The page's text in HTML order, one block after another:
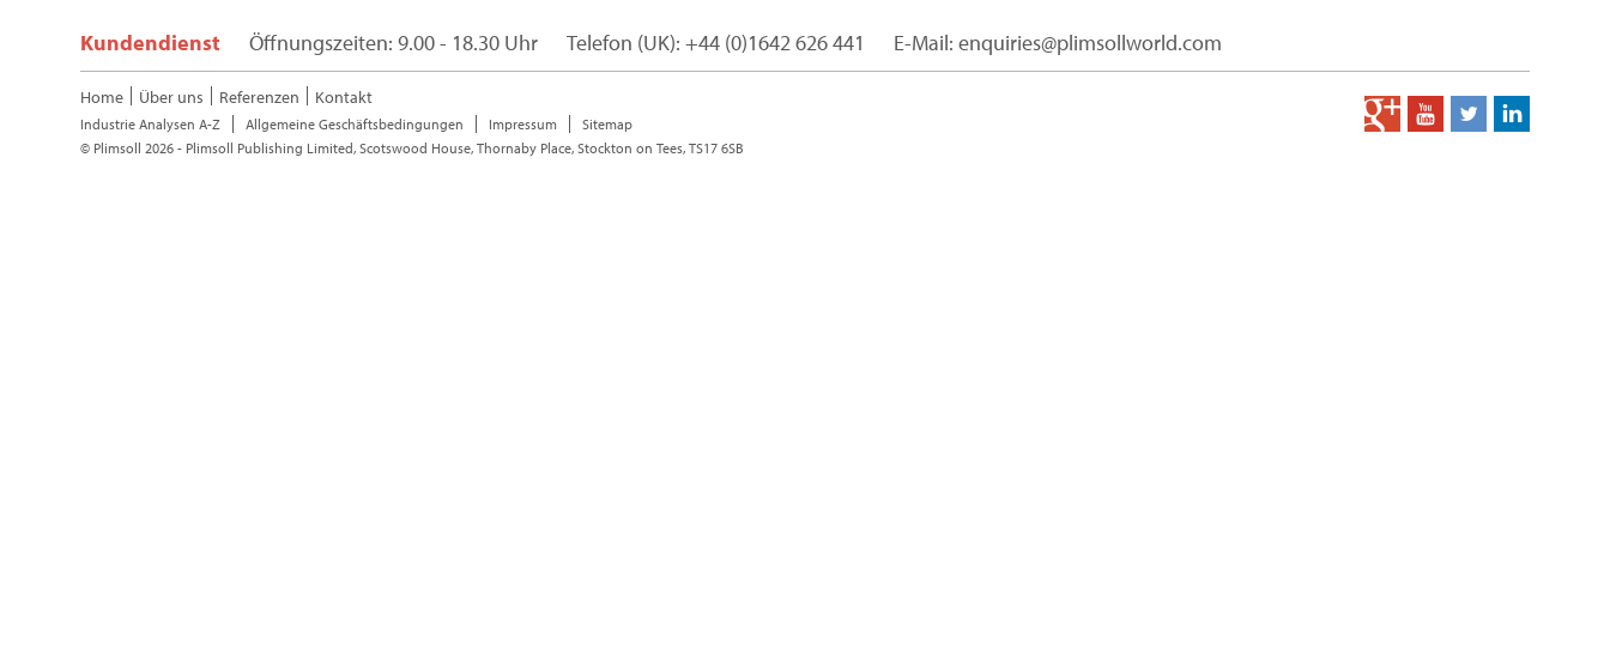
Kundendienst Öffnungszeiten: 9.00 - 18.30 Uhr Telefon (UK): +44 (0)1642 626 441 E-Mail: enquiries@plimsollworld.com
Home Über uns Referenzen Kontakt
Industrie Analysen A-Z Allgemeine Geschäftsbedingungen Impressum
Sitemap
© Plimsoll 2026 - Plimsoll Publishing Limited, Scotswood House, Thornaby Place, Stockton on Tees, TS17 6SB